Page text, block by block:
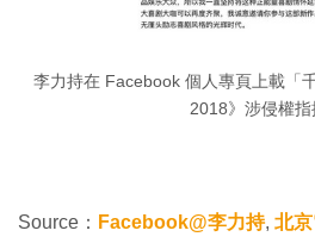
李力持在 Facebook 個人專頁上載「
2018》涉侵權指
Source： Facebook@李力持, 北